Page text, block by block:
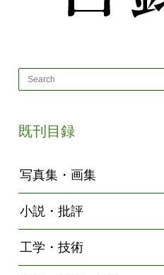
既刊目録
写真集・画集
小説・批評
工学・技術